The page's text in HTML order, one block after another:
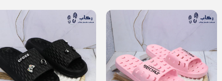
– تعداد در کارتن:12جفت
جنس: PU